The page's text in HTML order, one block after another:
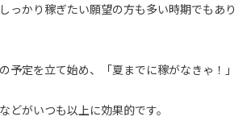
っかり稼ぎたい願望の方も多い時期でもあり
定を立て始め、「夏までに稼がなきゃ！」
どがいつも以上に効果的です。